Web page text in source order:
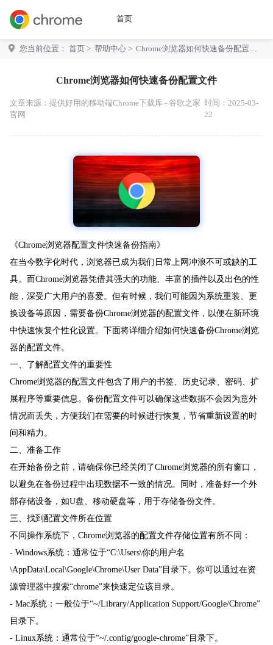
首页
您当前位置： 首页 > 帮助中心 > Chrome浏览器如何快速备份配置文
Chrome浏览器如何快速备份配置文件
文章来源： 提供好用的移动端Chrome下载库 - 谷歌之家
官网
时间：2025-03-
22
《Chrome浏览器配置文件快速备份指南》
在当今数字化时代，浏览器已成为我们日常上网冲浪不可或缺的工
具。而Chrome浏览器凭借其强大的功能、丰富的插件以及出色的性
能，深受广大用户的喜爱。但有时候，我们可能因为系统重装、更
换设备等原因，需要备份Chrome浏览器的配置文件，以便在新环境
中快速恢复个性化设置。下面将详细介绍如何快速备份Chrome浏览
器的配置文件。
一、了解配置文件的重要性
Chrome浏览器的配置文件包含了用户的书签、历史记录、密码、扩
展程序等重要信息。备份配置文件可以确保这些数据不会因为意外
情况而丢失，方便我们在需要的时候进行恢复，节省重新设置的时
间和精力。
二、准备工作
在开始备份之前，请确保你已经关闭了Chrome浏览器的所有窗口，
以避免在备份过程中出现数据不一致的情况。同时，准备好一个外
部存储设备，如U盘、移动硬盘等，用于存储备份文件。
三、找到配置文件所在位置
不同操作系统下，Chrome浏览器的配置文件存储位置有所不同：
- Windows系统：通常位于“C:\Users\你的用户名
\AppData\Local\Google\Chrome\User Data”目录下。你可以通过在资
源管理器中搜索“chrome”来快速定位该目录。
- Mac系统：一般位于“~/Library/Application Support/Google/Chrome”
目录下。
- Linux系统：通常位于“~/.config/google-chrome”目录下。